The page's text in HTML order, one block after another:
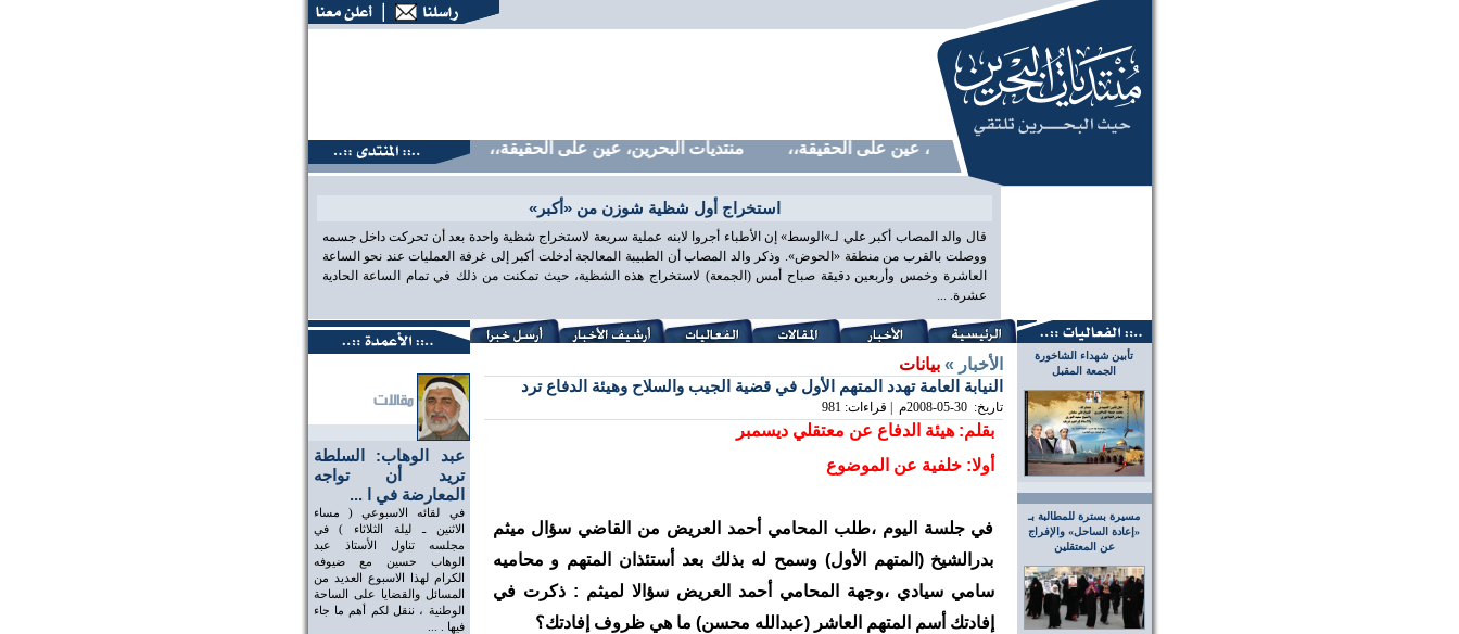
منتديات البحرين، عين على الحقيقة،، منتديات البحرين، عين على الحقيقة،، منتديات البحرين، عين على الحقيقة،، منتديات البحرين، عين
استخراج أول شظية شوزن من «أكبر»
قال والد المصاب أكبر علي لـ»الوسط» إن الأطباء أجروا لابنه عملية سريعة لاستخراج شظية واحدة بعد أن تحركت داخل جسمه
ووصلت بالقرب من منطقة «الحوض». وذكر والد المصاب أن الطبيبة المعالجة أدخلت أكبر إلى غرفة العمليات عند نحو الساعة
العاشرة وخمس وأربعين دقيقة صباح أمس (الجمعة) لاستخراج هذه الشظية، حيث تمكنت من ذلك في تمام الساعة الحادية
عشرة. ...
تأبين شهداء الشاخورة
الجمعة المقبل
مسيرة بسترة للمطالبة بـ
«إعادة الساحل» والإفراج
عن المعتقلين
عبد الوهاب: السلطة
تريد أن تواجه
المعارضة في ا ...
في لقائه الاسبوعي ( مساء
الاثنين ـ ليلة الثلاثاء ) في
مجلسه تناول الأستاذ عبد
الوهاب حسين مع ضيوفه
الكرام لهذا الاسبوع العديد من
المسائل والقضايا على الساحة
الوطنية ، ننقل لكم أهم ما جاء
فيها . ...
الأخبار »بيانات
النيابة العامة تهدد المتهم الأول في قضية الجيب والسلاح وهيئة الدفاع ترد
تاريخ: 2008-05-30م | قراءات: 981
بقلم: هيئة الدفاع عن معتقلي ديسمبر
أولا: خلفية عن الموضوع
في جلسة اليوم ،طلب المحامي أحمد العريض من القاضي سؤال ميثم
بدرالشيخ (المتهم الأول) وسمح له بذلك بعد أستئذان المتهم و محاميه
سامي سيادي ،وجهة المحامي أحمد العريض سؤالا لميثم : ذكرت في
إفادتك أسم المتهم العاشر (عبدالله محسن) ما هي ظروف إفادتك؟